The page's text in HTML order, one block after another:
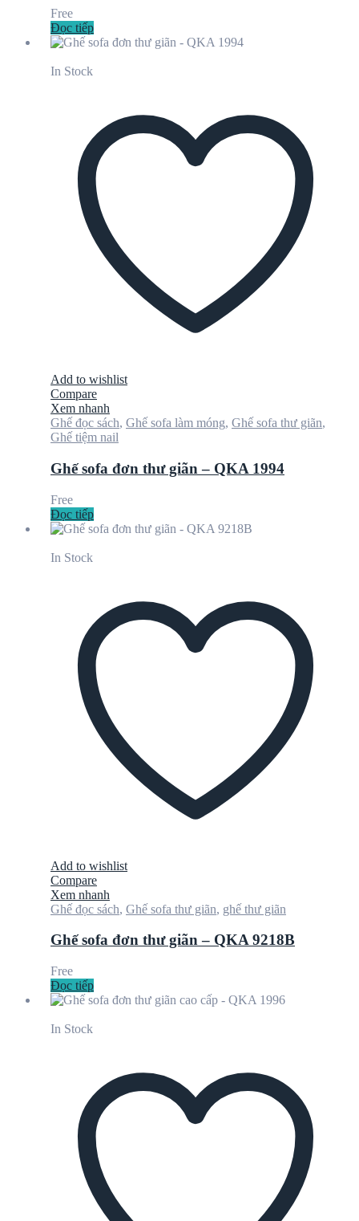
Free
Đọc tiếp
In Stock
Add to wishlist
Compare
Xem nhanh
Ghế đọc sách, Ghế sofa làm móng, Ghế sofa thư giãn,
Ghế tiệm nail
Ghế sofa đơn thư giãn – QKA 1994
Free
Đọc tiếp
In Stock
Add to wishlist
Compare
Xem nhanh
Ghế đọc sách, Ghế sofa thư giãn, ghế thư giãn
Ghế sofa đơn thư giãn – QKA 9218B
Free
Đọc tiếp
In Stock